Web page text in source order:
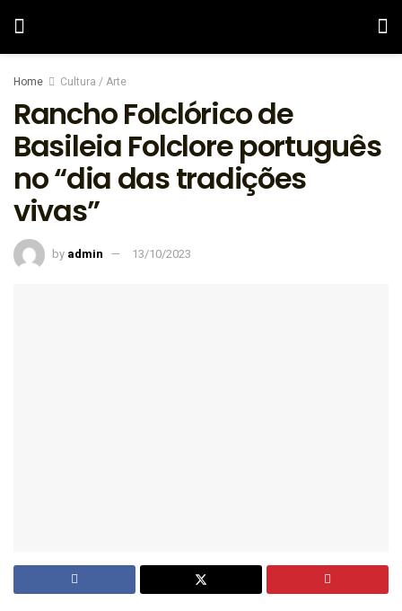
Home Cultura / Arte
Rancho Folclórico de
Basileia Folclore português
no “dia das tradições
vivas”
by admin 13/10/2023